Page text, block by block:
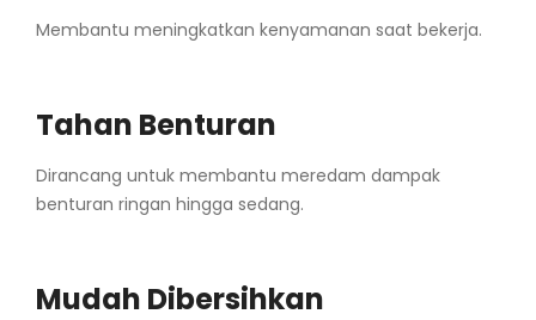
Membantu meningkatkan kenyamanan saat bekerja.
Tahan Benturan
Dirancang untuk membantu meredam dampak
benturan ringan hingga sedang.
Mudah Dibersihkan